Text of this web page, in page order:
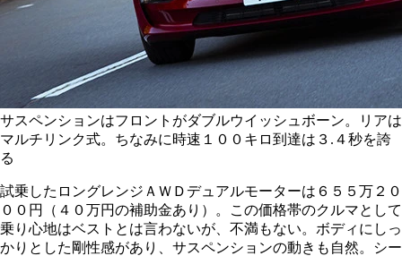
サスペンションはフロントがダブルウイッシュボーン。リアは
マルチリンク式。ちなみに時速１００キロ到達は３.４秒を誇
る
試乗したロングレンジＡＷＤデュアルモーターは６５５万２０
００円（４０万円の補助金あり）。この価格帯のクルマとして
乗り心地はベストとは言わないが、不満もない。ボディにしっ
かりとした剛性感があり、サスペンションの動きも自然。シー